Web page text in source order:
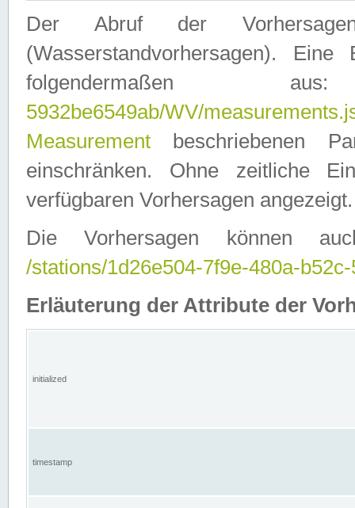
Der Abruf der
(Wasserstandvorhersagen).
folgendermaßen
5932be6549ab/WV/
Measurement beschriebenen
einschränken. Ohne zeitliche
verfügbaren Vorhersagen angezeigt.
Die Vorhersagen können
/stations/1d26e504-7f9e-480a-
Erläuterung der Attribute der
initialized
timestamp